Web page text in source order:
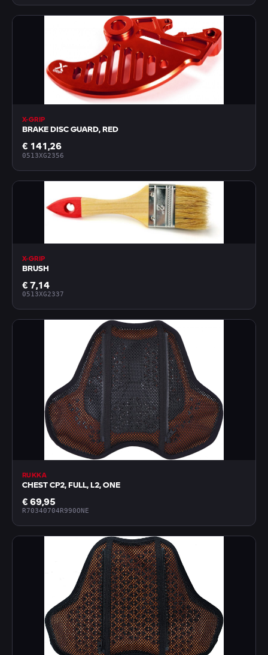
X-GRIP
BRAKE DISC GUARD, RED
€ 141,26
0513XG2356
X-GRIP
BRUSH
€ 7,14
0513XG2337
RUKKA
CHEST CP2, FULL, L2, ONE
€ 69,95
R70340704R990ONE